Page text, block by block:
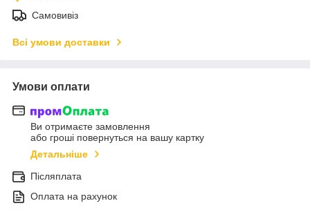
Самовивіз
Всі умови доставки
Умови оплати
Ви отримаєте замовлення
або гроші повернуться на вашу картку
Детальніше
Післяплата
Оплата на рахунок